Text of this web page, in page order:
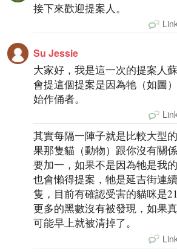
接下來歡迎提案人。
Su Jessie
大家好，我是這一次的提案人
會提這個提案是因為牠（如圖
始作俑者。
其實每隔一陣子就是比較大型
果那隻貓（動物）跟你沒有關
要加一，如果不是因為牠是我
也會懶得提案，牠是延吉街連
隻，目前有確認受害的貓咪是
更多的黑數沒有被發現，如果
可能早上就被清掉了。